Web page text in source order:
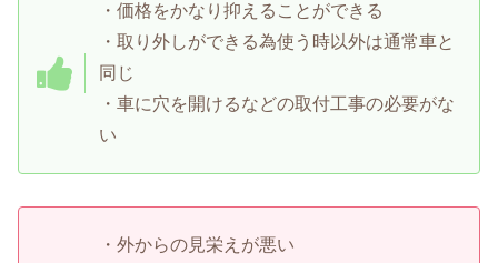
・価格をかなり抑えることができる
・取り外しができる為使う時以外は通常車と
同じ
・車に穴を開けるなどの取付工事の必要がな
い
・外からの見栄えが悪い